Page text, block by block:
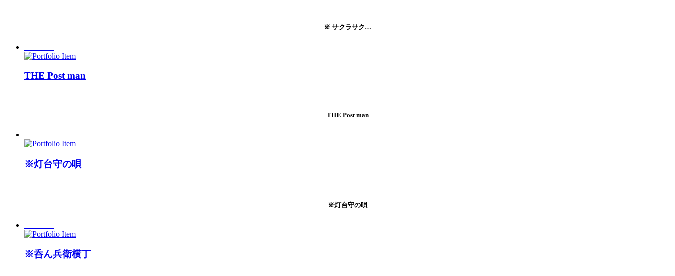
※ サクラサク…
THE Post man
THE Post man
※灯台守の唄
※灯台守の唄
※呑ん兵衛横丁